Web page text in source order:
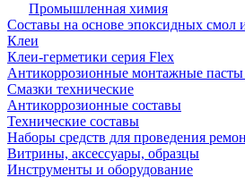
Промышленная химия
Составы на основе эпоксидных смол
Клеи
Клеи-герметики серия Flex
Антикоррозионные монтажные
Смазки технические
Антикоррозионные составы
Технические составы
Наборы средств для проведения
Витрины, аксессуары, образцы
Инструменты и оборудование